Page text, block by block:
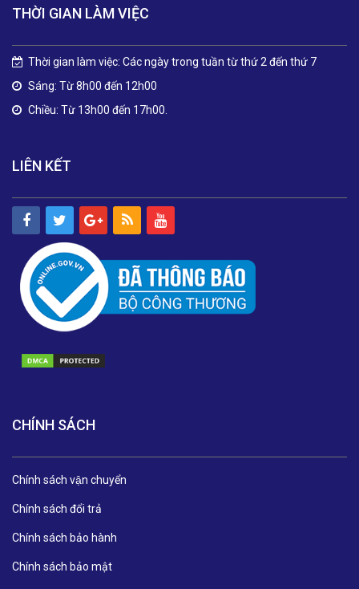
THỜI GIAN LÀM VIỆC
Thời gian làm việc: Các ngày trong tuần từ thứ 2 đến thứ 7
Sáng: Từ 8h00 đến 12h00
Chiều: Từ 13h00 đến 17h00.
LIÊN KẾT
CHÍNH SÁCH
Chính sách vận chuyển
Chính sách đổi trả
Chính sách bảo hành
Chính sách bảo mật